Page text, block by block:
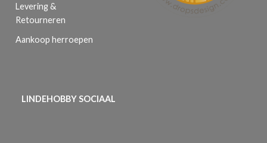
Levering &
Retourneren
Aankoop herroepen
LINDEHOBBY SOCIAAL